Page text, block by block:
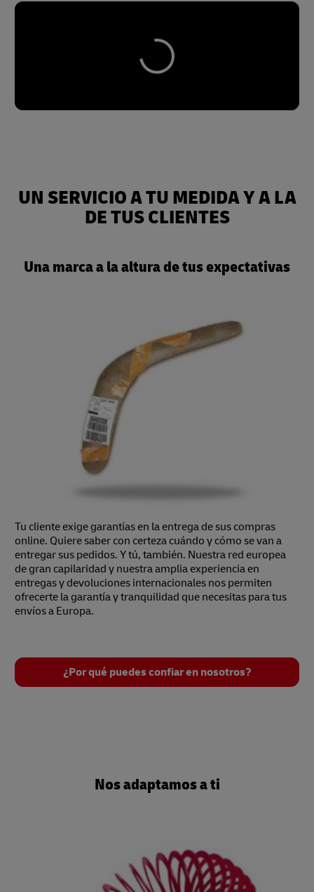
UN SERVICIO A TU MEDIDA Y A LA
DE TUS CLIENTES
Una marca a la altura de tus expectativas
Tu cliente exige garantías en la entrega de sus compras
online. Quiere saber con certeza cuándo y cómo se van a
entregar sus pedidos. Y tú, también. Nuestra red europea
de gran capilaridad y nuestra amplia experiencia en
entregas y devoluciones internacionales nos permiten
ofrecerte la garantía y tranquilidad que necesitas para tus
envíos a Europa.
¿Por qué puedes confiar en nosotros?
Nos adaptamos a ti